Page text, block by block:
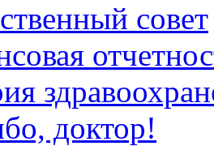
совет
доктор!